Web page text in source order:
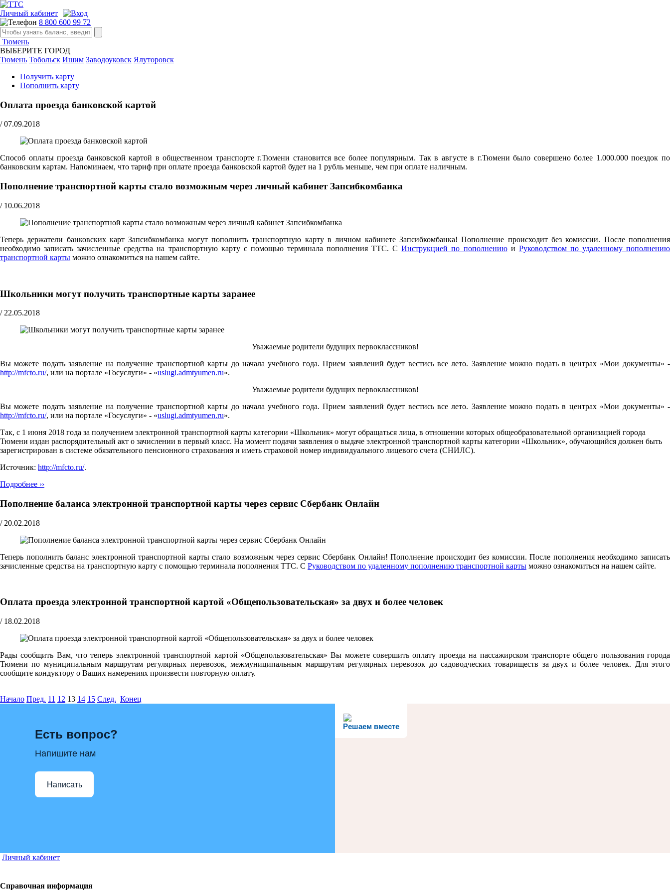
Личный кабинет
8 800 600 99 72
Тюмень
ВЫБЕРИТЕ ГОРОД
Тюмень Тобольск Ишим Заводоуковск Ялуторовск
Получить карту
Пополнить карту
Оплата проезда банковской картой
/ 07.09.2018
Способ оплаты проезда банковской картой в общественном транспорте г.Тюмени становится все более популярным. Так в августе в г.Тюмени было совершено более 1.000.000 поездок по
банковским картам. Напоминаем, что тариф при оплате проезда банковской картой будет на 1 рубль меньше, чем при оплате наличным.
Пополнение транспортной карты стало возможным через личный кабинет Запсибкомбанка
/ 10.06.2018
Теперь держатели банковских карт Запсибкомбанка могут пополнить транспортную карту в личном кабинете Запсибкомбанка! Пополнение происходит без комиссии. После пополнения
необходимо записать зачисленные средства на транспортную карту с помощью терминала пополнения ТТС. СИнструкцией по пополнениюи Руководством по удаленному пополнению
транспортной карты можно ознакомиться на нашем сайте.
Школьники могут получить транспортные карты заранее
/ 22.05.2018
Уважаемые родители будущих первоклассников!
Вы можете подать заявление на получение транспортной карты до начала учебного года. Прием заявлений будет вестись все лето. Заявление можно подать в центрах «Мои документы» -
http://mfcto.ru/, или на портале «Госуслуги» - «uslugi.admtyumen.ru».
Уважаемые родители будущих первоклассников!
Вы можете подать заявление на получение транспортной карты до начала учебного года. Прием заявлений будет вестись все лето. Заявление можно подать в центрах «Мои документы» -
http://mfcto.ru/, или на портале «Госуслуги» - «uslugi.admtyumen.ru».
Так, с 1 июня 2018 года за получением электронной транспортной карты категории «Школьник» могут обращаться лица, в отношении которых общеобразовательной организацией города
Тюмени издан распорядительный акт о зачислении в первый класс. На момент подачи заявления о выдаче электронной транспортной карты категории «Школьник», обучающийся должен быть
зарегистрирован в системе обязательного пенсионного страхования и иметь страховой номер индивидуального лицевого счета (СНИЛС).
Источник: http://mfcto.ru/.
Подробнее ››
Пополнение баланса электронной транспортной карты через сервис Сбербанк Онлайн
/ 20.02.2018
Теперь пополнить баланс электронной транспортной карты стало возможным через сервис Сбербанк Онлайн! Пополнение происходит без комиссии. После пополнения необходимо записать
зачисленные средства на транспортную карту с помощью терминала пополнения ТТС. С Руководством по удаленному пополнению транспортной карты можно ознакомиться на нашем сайте.
Оплата проезда электронной транспортной картой «Общепользовательская» за двух и более человек
/ 18.02.2018
Рады сообщить Вам, что теперь электронной транспортной картой «Общепользовательская» Вы можете совершить оплату проезда на пассажирском транспорте общего пользования города
Тюмени по муниципальным маршрутам регулярных перевозок, межмуниципальным маршрутам регулярных перевозок до садоводческих товариществ за двух и более человек. Для этого
сообщите кондуктору о Ваших намерениях произвести повторную оплату.
Начало Пред. 11 12 13 14 15 След. Конец
Решаем вместе
Есть вопрос?
Напишите нам
Написать
Личный кабинет
Справочная информация